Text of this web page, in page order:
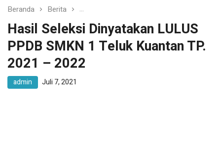
Beranda Berita Hasil Seleksi Dinyatakan LULUS PPDB
Hasil Seleksi Dinyatakan LULUS
PPDB SMKN 1 Teluk Kuantan TP.
2021 – 2022
admin Juli 7, 2021